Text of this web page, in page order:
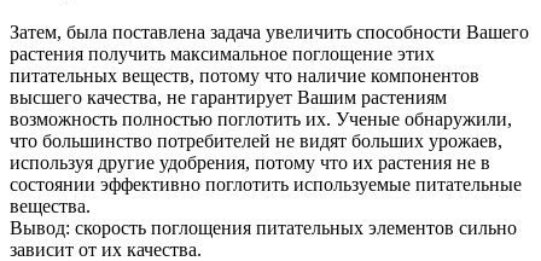
Затем, была поставлена задача увеличить способности Вашего
растения получить максимальное поглощение этих
питательных веществ, потому что наличие компонентов
высшего качества, не гарантирует Вашим растениям
возможность полностью поглотить их. Ученые обнаружили,
что большинство потребителей не видят больших урожаев,
используя другие удобрения, потому что их растения не в
состоянии эффективно поглотить используемые питательные
вещества.
Вывод: скорость поглощения питательных элементов сильно
зависит от их качества.